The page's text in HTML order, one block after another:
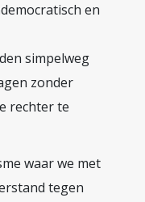
en
simpelweg
zonder
rechter te
waar we met
tegen